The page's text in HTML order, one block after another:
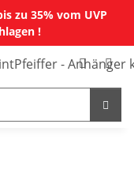
zu 35% vom UVP
!